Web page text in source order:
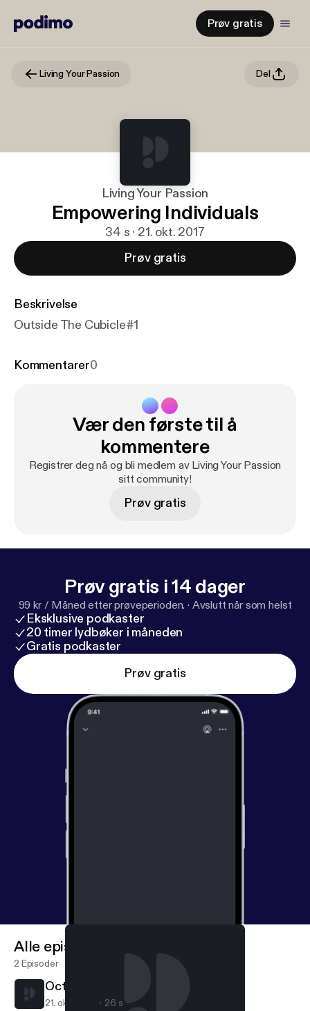
Prøv gratis
Living Your Passion Del
Living Your Passion
Empowering Individuals
34 s · 21. okt. 2017
Prøv gratis
Beskrivelse
Outside The Cubicle#1
Kommentarer0
Vær den første til å
kommentere
Registrer deg nå og bli medlem av Living Your Passion
sitt community!
Prøv gratis
Prøv gratis i 14 dager
99 kr / Måned etter prøveperioden. · Avslutt når som helst
Eksklusive podkaster
20 timer lydbøker i måneden
Gratis podkaster
Prøv gratis
Alle episoder
2 Episoder
Oct 20, 2017
21. okt. 2017 26 s